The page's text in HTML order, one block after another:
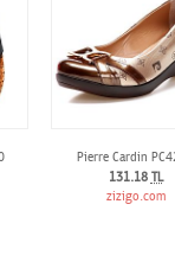
Pierre Cardin
131.18 TL
zizigo.com